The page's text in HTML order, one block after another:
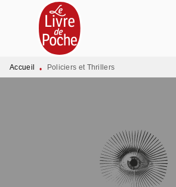
MENU RECHERCHE
PIED DE PAGE
Accueil • Policiers et Thrillers